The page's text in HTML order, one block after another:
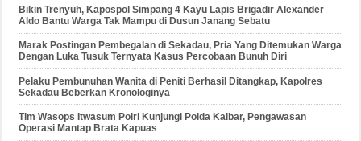
Bikin Trenyuh, Kapospol Simpang 4 Kayu Lapis Brigadir Alexander
Aldo Bantu Warga Tak Mampu di Dusun Janang Sebatu
Marak Postingan Pembegalan di Sekadau, Pria Yang Ditemukan Warga
Dengan Luka Tusuk Ternyata Kasus Percobaan Bunuh Diri
Pelaku Pembunuhan Wanita di Peniti Berhasil Ditangkap, Kapolres
Sekadau Beberkan Kronologinya
Tim Wasops Itwasum Polri Kunjungi Polda Kalbar, Pengawasan
Operasi Mantap Brata Kapuas